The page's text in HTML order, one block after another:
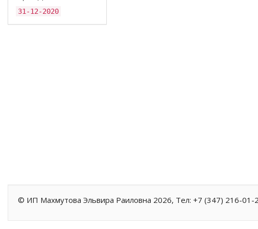
31-12-2020
© ИП Махмутова Эльвира Раиловна 2026, Тел: +7 (347) 216-01-